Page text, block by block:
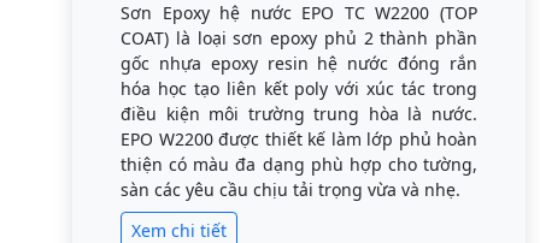
Sơn Epoxy hệ nước EPO TC W2200 (TOP
COAT) là loại sơn epoxy phủ 2 thành phần
gốc nhựa epoxy resin hệ nước đóng rắn
hóa học tạo liên kết poly với xúc tác trong
điều kiện môi trường trung hòa là nước.
EPO W2200 được thiết kế làm lớp phủ hoàn
thiện có màu đa dạng phù hợp cho tường,
sàn các yêu cầu chịu tải trọng vừa và nhẹ.
Xem chi tiết